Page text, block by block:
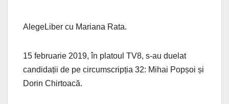
AlegeLiber cu Mariana Rata.
15 februarie 2019, în platoul TV8, s-au duelat
candidații de pe circumscripția 32: Mihai Popșoi și
Dorin Chirtoacă.